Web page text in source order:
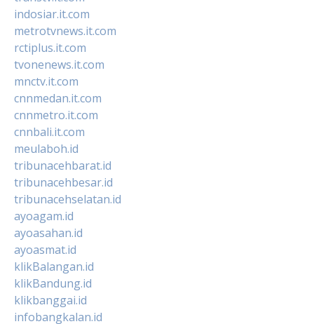
indosiar.it.com
metrotvnews.it.com
rctiplus.it.com
tvonenews.it.com
mnctv.it.com
cnnmedan.it.com
cnnmetro.it.com
cnnbali.it.com
meulaboh.id
tribunacehbarat.id
tribunacehbesar.id
tribunacehselatan.id
ayoagam.id
ayoasahan.id
ayoasmat.id
klikBalangan.id
klikBandung.id
klikbanggai.id
infobangkalan.id